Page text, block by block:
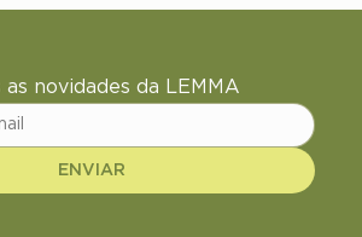
as novidades da LEMMA
ENVIAR